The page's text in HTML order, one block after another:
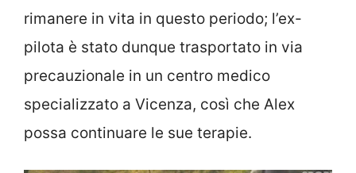
rimanere in vita in questo periodo; l’ex-
pilota è stato dunque trasportato in via
precauzionale in un centro medico
specializzato a Vicenza, così che Alex
possa continuare le sue terapie.